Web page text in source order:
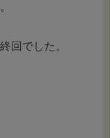
回でした。